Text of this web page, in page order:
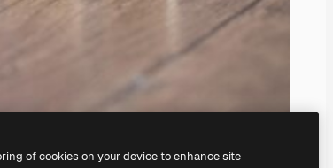
of cookies on your device to enhance site